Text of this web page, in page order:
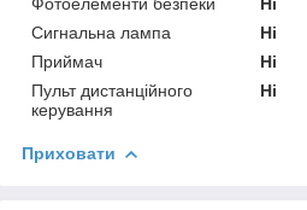
Сигнальна лампа
Ні
Приймач
Ні
Пульт дистанційного
керування
Ні
Приховати